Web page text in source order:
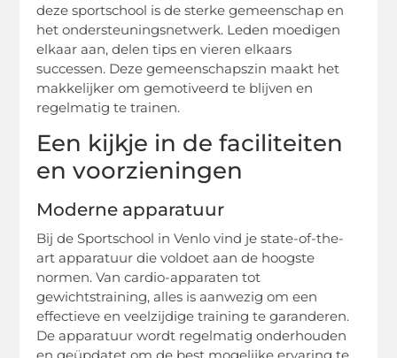
deze sportschool is de sterke gemeenschap en
het ondersteuningsnetwerk. Leden moedigen
elkaar aan, delen tips en vieren elkaars
successen. Deze gemeenschapszin maakt het
makkelijker om gemotiveerd te blijven en
regelmatig te trainen.
Een kijkje in de faciliteiten
en voorzieningen
Moderne apparatuur
Bij de Sportschool in Venlo vind je state-of-the-
art apparatuur die voldoet aan de hoogste
normen. Van cardio-apparaten tot
gewichtstraining, alles is aanwezig om een
effectieve en veelzijdige training te garanderen.
De apparatuur wordt regelmatig onderhouden